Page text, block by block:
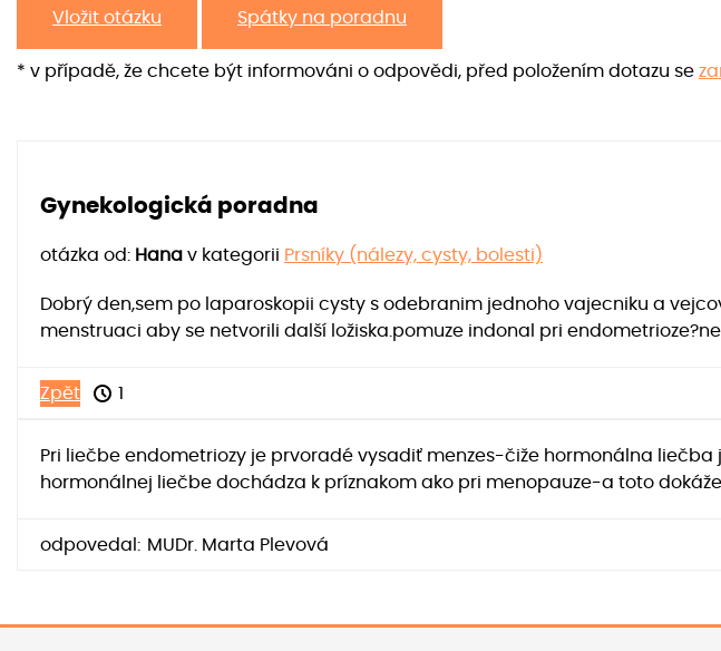
Vložit otázku Spátky na poradnu
* v případě, že chcete být informováni o odpovědi, před položením dotazu se
Gynekologická poradna
otázka od: Hana v kategorii Prsníky (nálezy, cysty, bolesti)
Dobrý den,sem po laparoskopii cysty s odebranim jednoho vajecniku a
menstruaci aby se netvorili další ložiska.pomuze indonal pri
Zpět 1
Pri liečbe endometriozy je prvoradé vysadiť menzes-čiže hormonálna
hormonálnej liečbe dochádza k príznakom ako pri menopauze-a toto
odpovedal: MUDr. Marta Plevová